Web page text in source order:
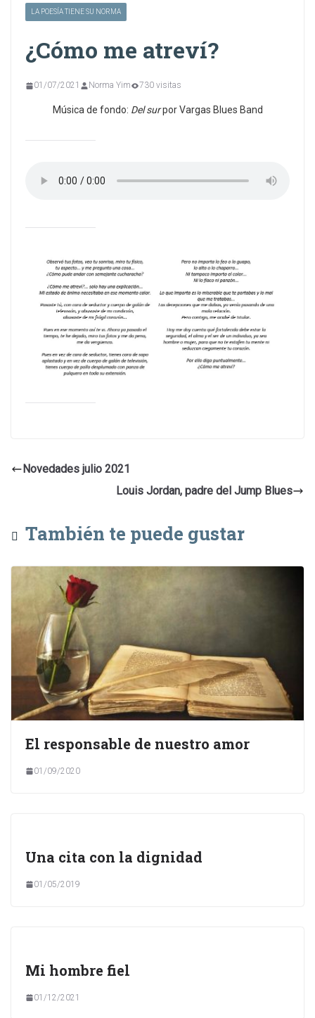
LA POESÍA TIENE SU NORMA
¿Cómo me atreví?
01/07/2021 Norma Yim 730 visitas
Música de fondo: Del surpor Vargas Blues Band
Novedades julio 2021
Louis Jordan, padre del Jump Blues
También te puede gustar
El responsable de nuestro amor
01/09/2020
Una cita con la dignidad
01/05/2019
Mi hombre fiel
01/12/2021